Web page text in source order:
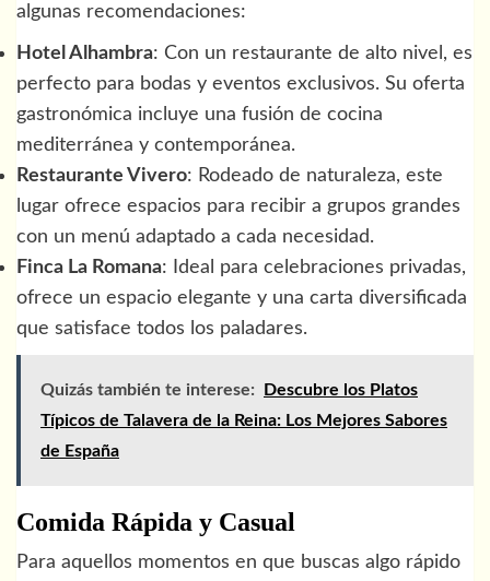
algunas recomendaciones:
Hotel Alhambra: Con un restaurante de alto nivel, es
perfecto para bodas y eventos exclusivos. Su oferta
gastronómica incluye una fusión de cocina
mediterránea y contemporánea.
Restaurante Vivero: Rodeado de naturaleza, este
lugar ofrece espacios para recibir a grupos grandes
con un menú adaptado a cada necesidad.
Finca La Romana: Ideal para celebraciones privadas,
ofrece un espacio elegante y una carta diversificada
que satisface todos los paladares.
Quizás también te interese:
Descubre los Platos
Típicos de Talavera de la Reina: Los Mejores Sabores
de España
Comida Rápida y Casual
Para aquellos momentos en que buscas algo rápido